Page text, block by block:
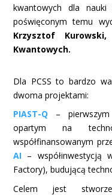
kwantowych dla
poświęconym temu
Krzysztof
Kwantowych.
Dla PCSS to bardzo
dwoma projektami:
PIAST-Q – pierwszym
opartym na
współfinansowanym
AI– współinwestycją
Factory), budującą
Celem jest